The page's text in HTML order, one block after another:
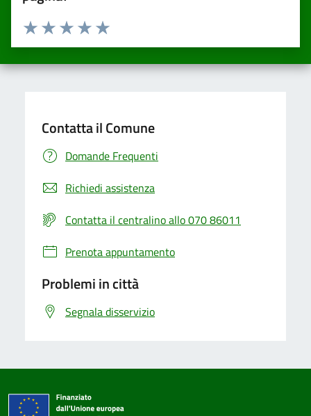
Valuta da 1 a 5 stelle la pagina
Valuta 5 stelle su 5
Valuta 4 stelle su 5
Valuta 3 stelle su 5
Valuta 2 stelle su 5
Valuta una stella su 5
Contatta il Comune
Domande Frequenti
Richiedi assistenza
Contatta il centralino allo 070 86011
Prenota appuntamento
Problemi in città
Segnala disservizio